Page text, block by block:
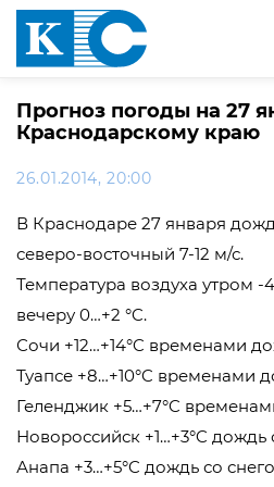
Прогноз погоды на 27
Краснодарскому краю
26.01.2014, 20:00
В Краснодаре 27 января
северо-восточный 7-12 м/с.
Температура воздуха утром -
вечеру 0…+2 °C.
Сочи +12…+14°C временами
Туапсе +8…+10°C временами
Геленджик +5…+7°C
Новороссийск +1…+3°C дождь
Анапа +3…+5°C дождь со